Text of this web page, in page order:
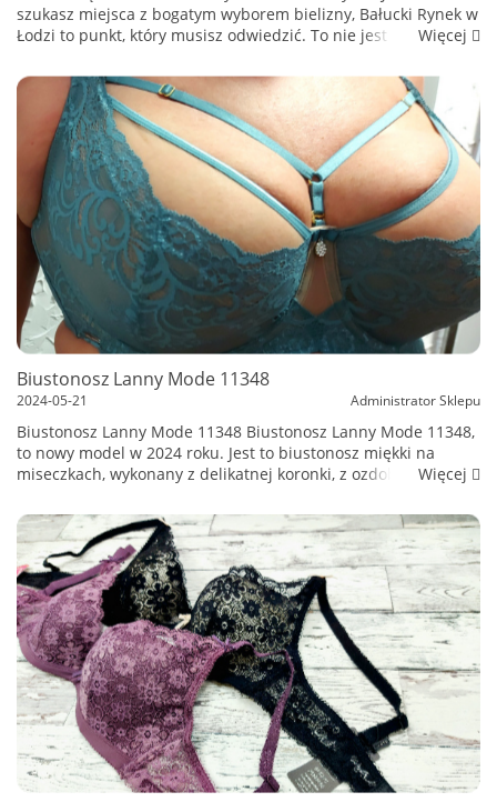
szukasz miejsca z bogatym wyborem bielizny, Bałucki Rynek w
Łodzi to punkt, który musisz odwiedzić. To nie jest zwykłe
komfortu...
Więcej
Biustonosz Lanny Mode 11348
2024-05-21 Administrator Sklepu
Biustonosz Lanny Mode 11348 Biustonosz Lanny Mode 11348,
to nowy model w 2024 roku. Jest to biustonosz miękki na
miseczkach, wykonany z delikatnej koronki, z ozdobionymi
2024r Modne biustonosze ...
Więcej